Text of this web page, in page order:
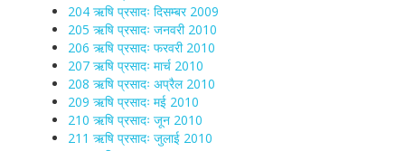
204 ऋषि प्रसादः दिसम्बर 2009
205 ऋषि प्रसादः जनवरी 2010
206 ऋषि प्रसादः फरवरी 2010
207 ऋषि प्रसादः मार्च 2010
208 ऋषि प्रसादः अप्रैल 2010
209 ऋषि प्रसादः मई 2010
210 ऋषि प्रसादः जून 2010
211 ऋषि प्रसादः जुलाई 2010